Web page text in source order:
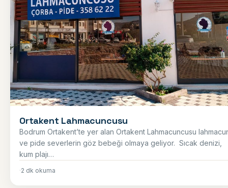
Ortakent Lahmacuncusu
Bodrum Ortakent’te yer alan Ortakent Lahmacuncusu
ve pide severlerin göz bebeği olmaya geliyor. Sıcak denizi,
kum plajı…
·2 dk okuma